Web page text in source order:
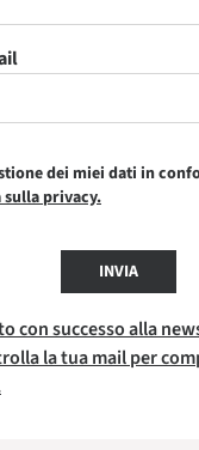
dei miei dati in
privacy.
INVIA
con successo alla
la tua mail per